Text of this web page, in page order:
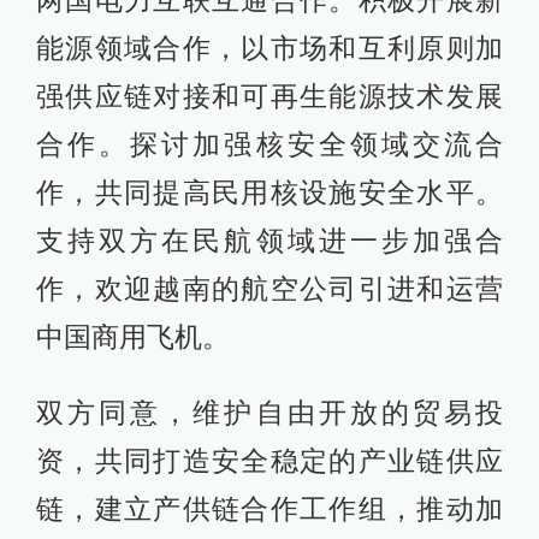
能源领域合作，以市场和互利原则加
强供应链对接和可再生能源技术发展
合作。探讨加强核安全领域交流合
作，共同提高民用核设施安全水平。
支持双方在民航领域进一步加强合
作，欢迎越南的航空公司引进和运营
中国商用飞机。
双方同意，维护自由开放的贸易投
资，共同打造安全稳定的产业链供应
链，建立产供链合作工作组，推动加